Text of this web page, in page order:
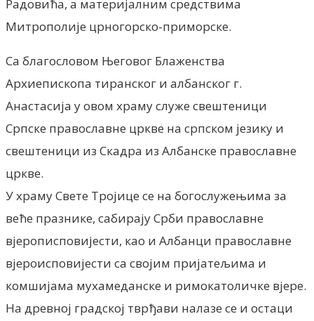
Радовића, а материјалним средствима
Митрополије црногорско-приморске.
Са благословом Његовог Блаженства
Архиепископа тиранског и албанског г.
Анастасија у овом храму служе свештеници
Српске православне цркве на српском језику и
свештеници из Скадра из Албанске православне
цркве.
У храму Свете Тројице се на богослужењима за
веће празнике, сабирају Срби православне
вјерописповијести, као и Албанци православне
вјероисповијести са својим пријатељима и
комшијама мухамеданске и римокатоличке вјере.
На древној градској тврђави налазе се и остаци